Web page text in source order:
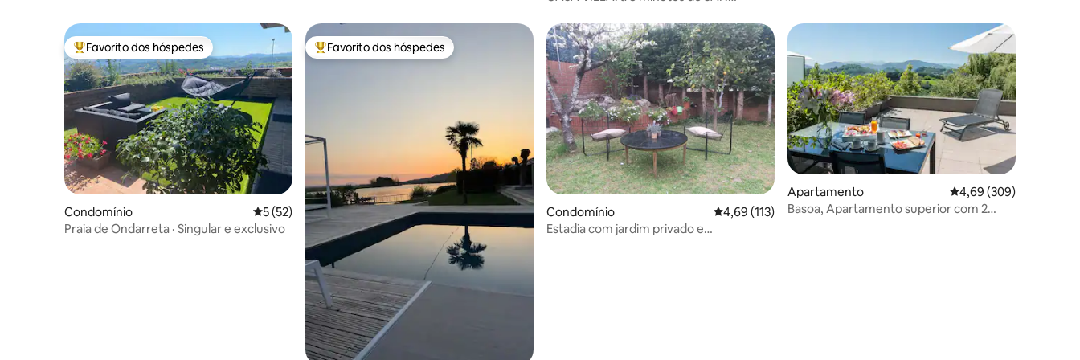
Favoritos dos hóspedes mais apreciados
Favorito dos hóspedes
Condomínio Classificação média de 5 em 5 estrelas, 52avaliações
5 (52)
Praia de Ondarreta · Singular e exclusivo
Favoritos dos hóspedes mais apreciados
Favorito dos hóspedes
Condomínio Classificação média de 4,69 em 5 estrelas, 113avaliações
4,69 (113)
Estadia com jardim privado e
Apartamento Classificação média
4,69 (309)
Basoa, Apartamento superior com 2